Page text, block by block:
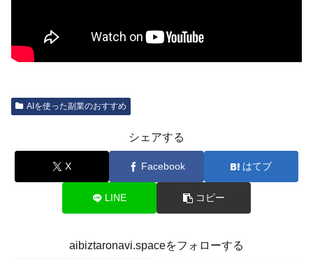
AIを使った副業のおすすめ
シェアする
X Facebook はてブ
LINE コピー
aibiztaronavi.spaceをフォローする